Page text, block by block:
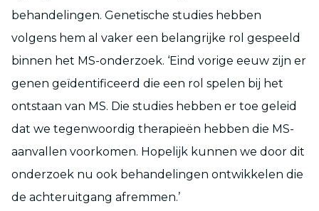
behandelingen. Genetische studies hebben
volgens hem al vaker een belangrijke rol gespeeld
binnen het MS-onderzoek. ‘Eind vorige eeuw zijn er
genen geïdentificeerd die een rol spelen bij het
ontstaan van MS. Die studies hebben er toe geleid
dat we tegenwoordig therapieën hebben die MS-
aanvallen voorkomen. Hopelijk kunnen we door dit
onderzoek nu ook behandelingen ontwikkelen die
de achteruitgang afremmen.’